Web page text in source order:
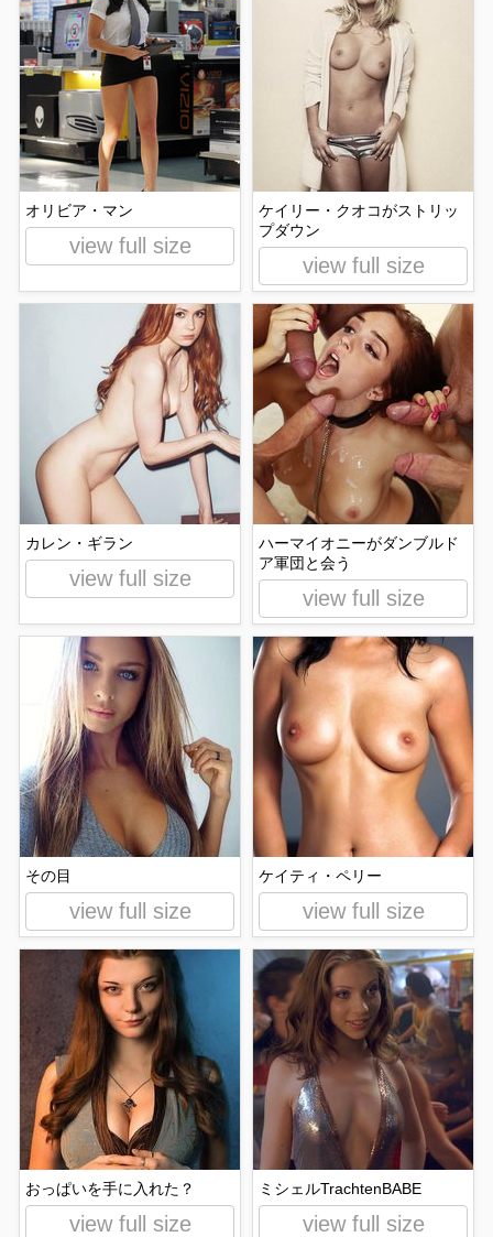
オリビア・マン
view full size
ケイリー・クオコがストリッ
プダウン
view full size
カレン・ギラン
view full size
ハーマイオニーがダンブルド
ア軍団と会う
view full size
その目
view full size
ケイティ・ペリー
view full size
おっぱいを手に入れた？
view full size
ミシェルTrachtenBABE
view full size